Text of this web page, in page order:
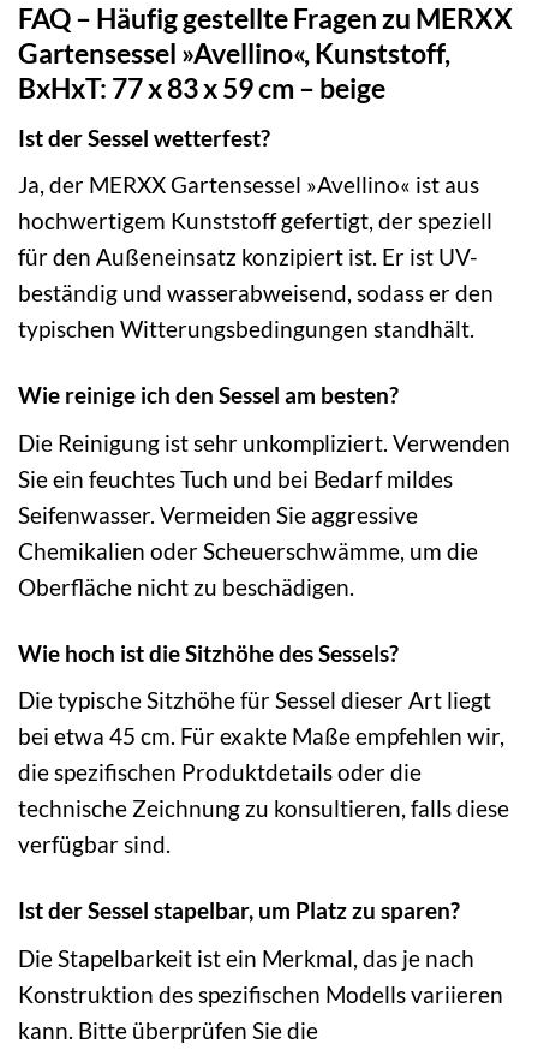
FAQ – Häufig gestellte Fragen zu MERXX
Gartensessel »Avellino«, Kunststoff,
BxHxT: 77 x 83 x 59 cm – beige
Ist der Sessel wetterfest?
Ja, der MERXX Gartensessel »Avellino« ist aus
hochwertigem Kunststoff gefertigt, der speziell
für den Außeneinsatz konzipiert ist. Er ist UV-
beständig und wasserabweisend, sodass er den
typischen Witterungsbedingungen standhält.
Wie reinige ich den Sessel am besten?
Die Reinigung ist sehr unkompliziert. Verwenden
Sie ein feuchtes Tuch und bei Bedarf mildes
Seifenwasser. Vermeiden Sie aggressive
Chemikalien oder Scheuerschwämme, um die
Oberfläche nicht zu beschädigen.
Wie hoch ist die Sitzhöhe des Sessels?
Die typische Sitzhöhe für Sessel dieser Art liegt
bei etwa 45 cm. Für exakte Maße empfehlen wir,
die spezifischen Produktdetails oder die
technische Zeichnung zu konsultieren, falls diese
verfügbar sind.
Ist der Sessel stapelbar, um Platz zu sparen?
Die Stapelbarkeit ist ein Merkmal, das je nach
Konstruktion des spezifischen Modells variieren
kann. Bitte überprüfen Sie die